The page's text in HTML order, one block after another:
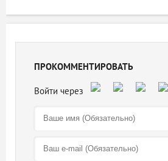
ПРОКОММЕНТИРОВАТЬ